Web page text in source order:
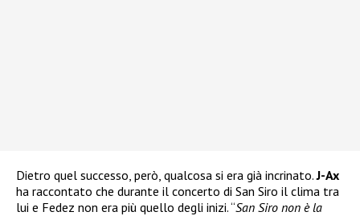
Dietro quel successo, però, qualcosa si era già incrinato.J-Ax
ha raccontato che durante il concerto di San Siro il clima tra
lui e Fedez non era più quello degli inizi. “San Siro non è la